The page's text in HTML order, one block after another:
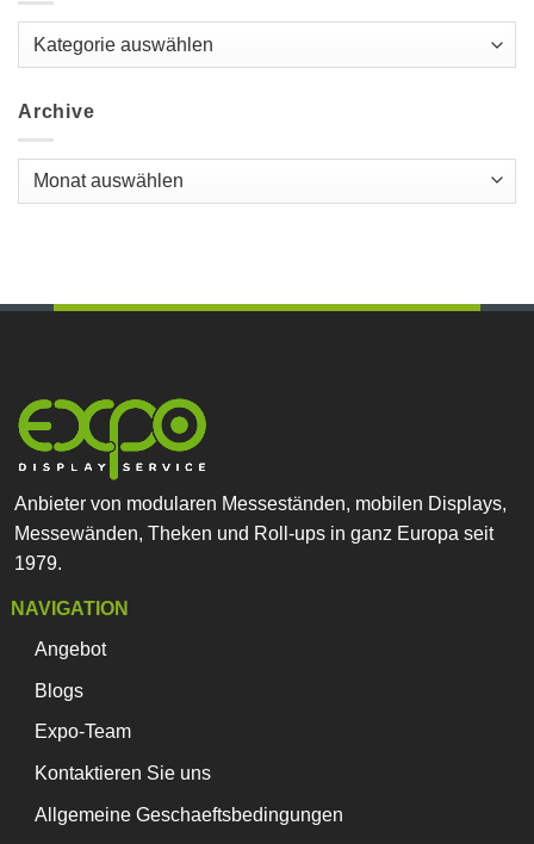
Kategorien
Archive
Archive
Anbieter von modularen Messeständen, mobilen Displays,
Messewänden, Theken und Roll-ups in ganz Europa seit
1979.
NAVIGATION
Angebot
Blogs
Expo-Team
Kontaktieren Sie uns
Allgemeine Geschaeftsbedingungen